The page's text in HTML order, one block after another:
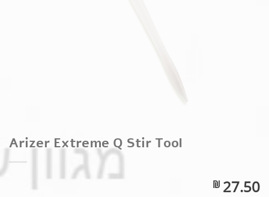
Arizer Extreme Q Stir Tool
₪ 27.50